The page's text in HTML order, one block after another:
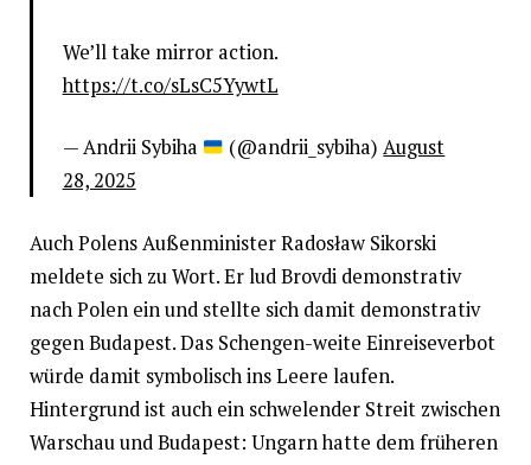
We’ll take mirror action.
https://t.co/sLsC5YywtL
— Andrii Sybiha (@andrii_sybiha)August
28, 2025
Auch Polens Außenminister Radosław Sikorski
meldete sich zu Wort. Er lud Brovdi demonstrativ
nach Polen ein und stellte sich damit demonstrativ
gegen Budapest. Das Schengen-weite Einreiseverbot
würde damit symbolisch ins Leere laufen.
Hintergrund ist auch ein schwelender Streit zwischen
Warschau und Budapest: Ungarn hatte dem früheren